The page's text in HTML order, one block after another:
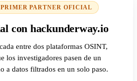
PRIMER PARTNER OFICIAL
con hackunderway.io
entre dos plataformas OSINT,
los investigadores pasen de un
a datos filtrados en un solo paso.